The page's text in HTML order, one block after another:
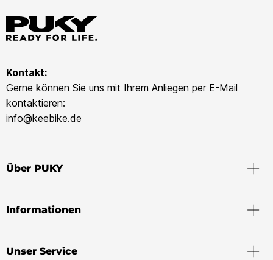
Kontakt:
Gerne können Sie uns mit Ihrem Anliegen per E-Mail
kontaktieren:
info@keebike.de
Über PUKY
Informationen
Unser Service